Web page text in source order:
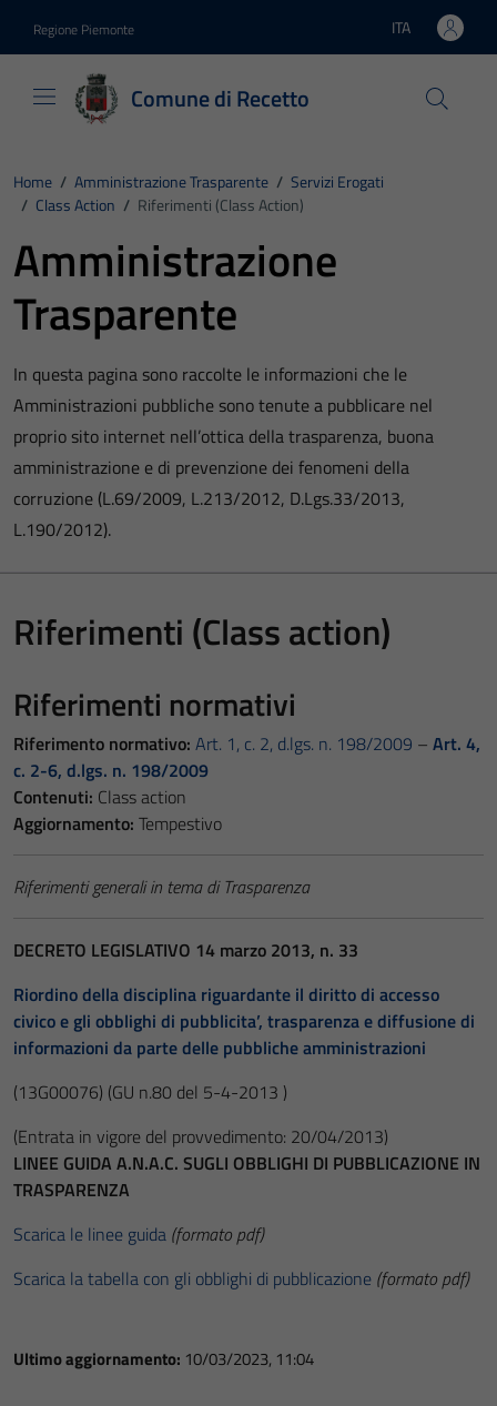
Regione Piemonte Lingua attiva:
ITA
Comune di Recetto
Home / Amministrazione Trasparente / Servizi Erogati
/ Class Action / Riferimenti (Class Action)
Amministrazione
Trasparente
In questa pagina sono raccolte le informazioni che le
Amministrazioni pubbliche sono tenute a pubblicare nel
proprio sito internet nell’ottica della trasparenza, buona
amministrazione e di prevenzione dei fenomeni della
corruzione (L.69/2009, L.213/2012, D.Lgs.33/2013,
L.190/2012).
Riferimenti (Class action)
Riferimenti normativi
Riferimento normativo: Art. 1, c. 2, d.lgs. n. 198/2009 – Art. 4,
c. 2-6, d.lgs. n. 198/2009
Contenuti: Class action
Aggiornamento: Tempestivo
Riferimenti generali in tema di Trasparenza
DECRETO LEGISLATIVO 14 marzo 2013, n. 33
Riordino della disciplina riguardante il diritto di accesso
civico e gli obblighi di pubblicita’, trasparenza e diffusione di
informazioni da parte delle pubbliche amministrazioni
(13G00076) (GU n.80 del 5-4-2013 )
(Entrata in vigore del provvedimento: 20/04/2013)
LINEE GUIDA A.N.A.C. SUGLI OBBLIGHI DI PUBBLICAZIONE IN
TRASPARENZA
Scarica le linee guida (formato pdf)
Scarica la tabella con gli obblighi di pubblicazione (formato pdf)
Ultimo aggiornamento: 10/03/2023, 11:04